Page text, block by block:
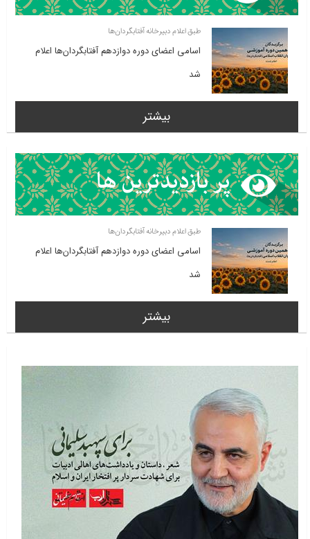
طبق اعلام دبیرخانه آفتابگردان‌ها
اسامی اعضای دوره دوازدهم آفتابگردان‌ها اعلام
شد
بیشتر
طبق اعلام دبیرخانه آفتابگردان‌ها
اسامی اعضای دوره دوازدهم آفتابگردان‌ها اعلام
شد
بیشتر